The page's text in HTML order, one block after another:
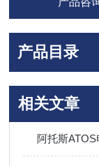
产品目录
相关文章
阿托斯